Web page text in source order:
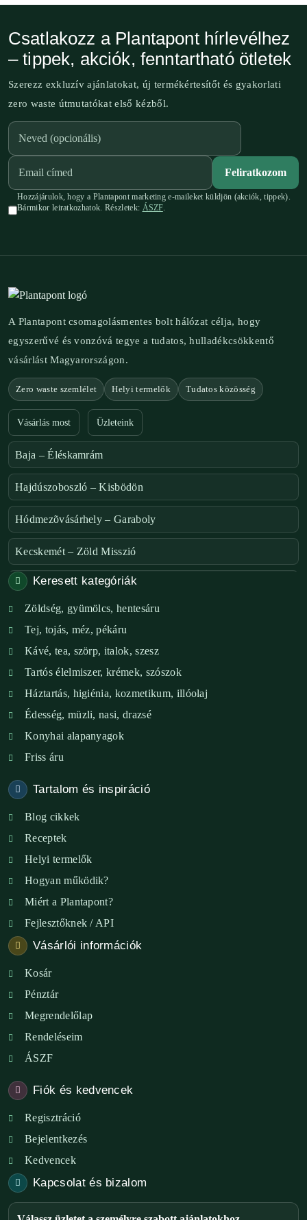
Csatlakozz a Plantapont hírlevélhez
– tippek, akciók, fenntartható ötletek
Szerezz exkluzív ajánlatokat, új termékértesítőt és gyakorlati
zero waste útmutatókat első kézből.
Feliratkozom
Hozzájárulok, hogy a Plantapont marketing e-maileket küldjön (akciók, tippek).
Bármikor leiratkozhatok. Részletek: ÁSZF.
A Plantapont csomagolásmentes bolt hálózat célja, hogy
egyszerűvé és vonzóvá tegye a tudatos, hulladékcsökkentő
vásárlást Magyarországon.
Zero waste szemlélet Helyi termelők Tudatos közösség
Vásárlás most Üzleteink
Baja – Éléskamrám
Hajdúszoboszló – Kisbödön
Hódmezõvásárhely – Garaboly
Kecskemét – Zöld Misszió
Székesfehérvár – Zöld Sarok
Verőce – Miegymás
XI. ker. – Lemérem
XIX. ker. – Boldog Föld
XVIII. ker. – Eni Mag-ház
XXIII. ker. – Panelpék
Keresett kategóriák
Zöldség, gyümölcs, hentesáru
Tej, tojás, méz, pékáru
Kávé, tea, szörp, italok, szesz
Tartós élelmiszer, krémek, szószok
Háztartás, higiénia, kozmetikum, illóolaj
Édesség, müzli, nasi, drazsé
Konyhai alapanyagok
Friss áru
Tartalom és inspiráció
Blog cikkek
Receptek
Helyi termelők
Hogyan működik?
Miért a Plantapont?
Fejlesztőknek / API
Vásárlói információk
Kosár
Pénztár
Megrendelőlap
Rendeléseim
ÁSZF
Fiók és kedvencek
Regisztráció
Bejelentkezés
Kedvencek
Kapcsolat és bizalom